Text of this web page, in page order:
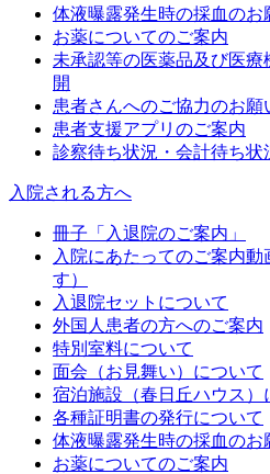
体液曝露発生時の採血のお
お薬についてのご案内
未承認等の医薬品及び医
開
患者さんへのご協力のお願
患者支援アプリのご案内
診察待ち状況・会計待ち状
入院される方へ
冊子「入退院のご案内」
入院にあたってのご案内
す）
入退院セットについて
外国人患者の方へのご案内
特別室料について
面会（お見舞い）について
宿泊施設（春日丘ハウス）
各種証明書の発行について
体液曝露発生時の採血のお
お薬についてのご案内